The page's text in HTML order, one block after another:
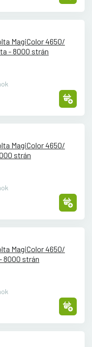
MagiColor 4650/
- 8000 strán
MagiColor 4650/
8000 strán
MagiColor 4650/
8000 strán